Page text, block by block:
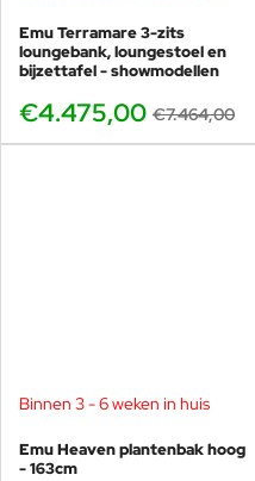
-40%
Emu Terramare 3-zits
loungebank, loungestoel en
bijzettafel - showmodellen
€4.475,00 €7.464,00
Binnen 3 - 6 weken in huis
Emu Heaven plantenbak hoog
- 163cm